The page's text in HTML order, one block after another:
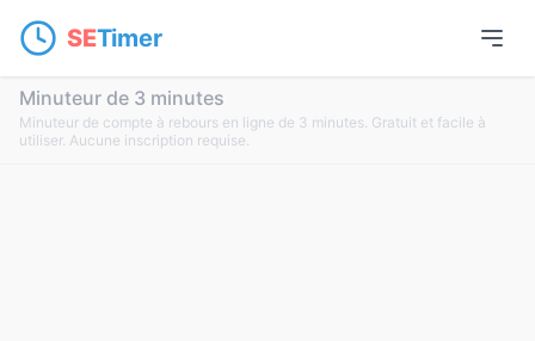
SETimer
Minuteur de 3 minutes
Minuteur de compte à rebours en ligne de 3 minutes. Gratuit et facile à
utiliser. Aucune inscription requise.